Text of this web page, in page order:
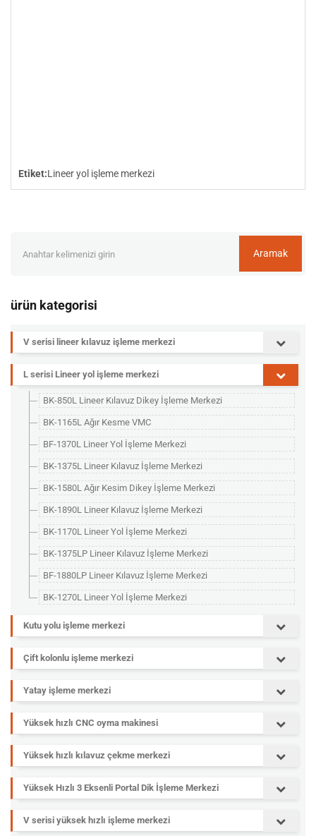
Etiket:Lineer yol işleme merkezi
Aramak
ürün kategorisi
V serisi lineer kılavuz işleme merkezi
L serisi Lineer yol işleme merkezi
BK-850L Lineer Kılavuz Dikey İşleme Merkezi
BK-1165L Ağır Kesme VMC
BF-1370L Lineer Yol İşleme Merkezi
BK-1375L Lineer Kılavuz İşleme Merkezi
BK-1580L Ağır Kesim Dikey İşleme Merkezi
BK-1890L Lineer Kılavuz İşleme Merkezi
BK-1170L Lineer Yol İşleme Merkezi
BK-1375LP Lineer Kılavuz İşleme Merkezi
BF-1880LP Lineer Kılavuz İşleme Merkezi
BK-1270L Lineer Yol İşleme Merkezi
Kutu yolu işleme merkezi
Çift kolonlu işleme merkezi
Yatay işleme merkezi
Yüksek hızlı CNC oyma makinesi
Yüksek hızlı kılavuz çekme merkezi
Yüksek Hızlı 3 Eksenli Portal Dik İşleme Merkezi
V serisi yüksek hızlı işleme merkezi